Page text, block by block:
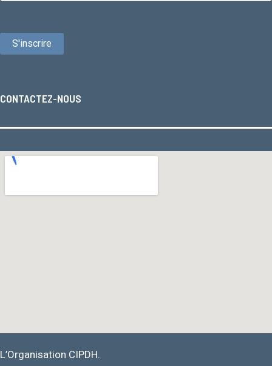
CONTACTEZ-NOUS
L’Organisation CIPDH.